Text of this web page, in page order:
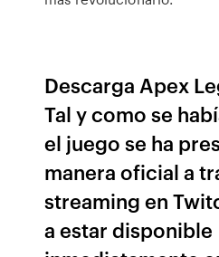
Descarga Apex
Tal y como se
el juego se ha
manera oficial a
streaming en
a estar disponible